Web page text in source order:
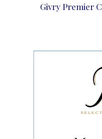
Givry Premier